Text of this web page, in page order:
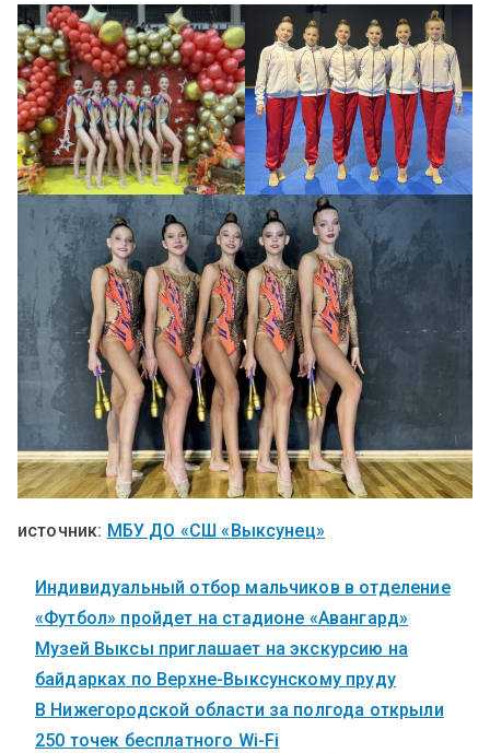
источник: МБУ ДО «СШ «Выксунец»
Индивидуальный отбор мальчиков в отделение
«Футбол» пройдет на стадионе «Авангард»
Музей Выксы приглашает на экскурсию на
байдарках по Верхне-Выксунскому пруду
В Нижегородской области за полгода открыли
250 точек бесплатного Wi-Fi